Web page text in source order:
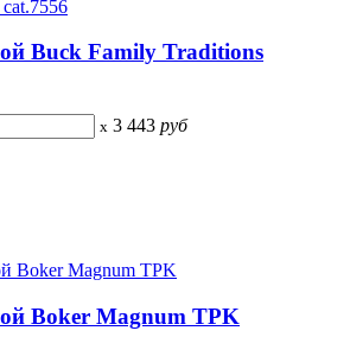
Buck Family Traditions
x 3 443 руб
Boker Magnum TPK